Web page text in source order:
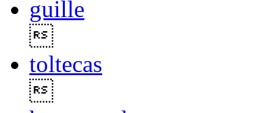
guille
toltecas